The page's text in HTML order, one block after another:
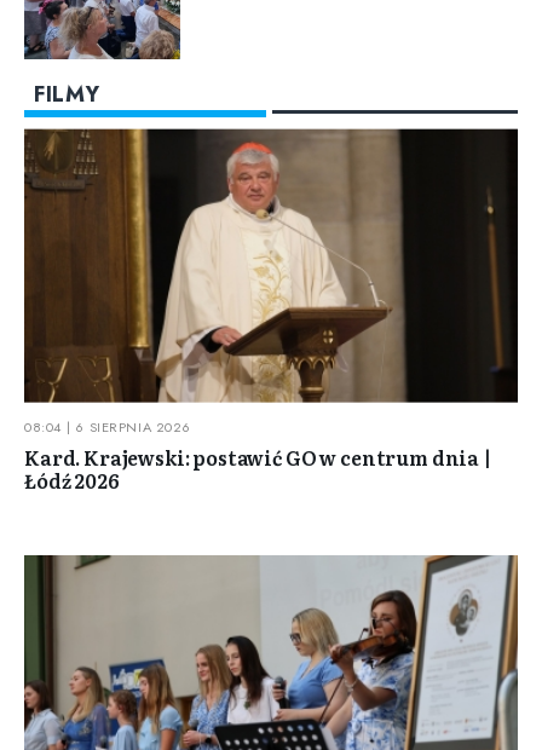
FILMY
08:04 | 6 SIERPNIA 2026
Kard. Krajewski: postawić GO w centrum dnia |
Łódź 2026